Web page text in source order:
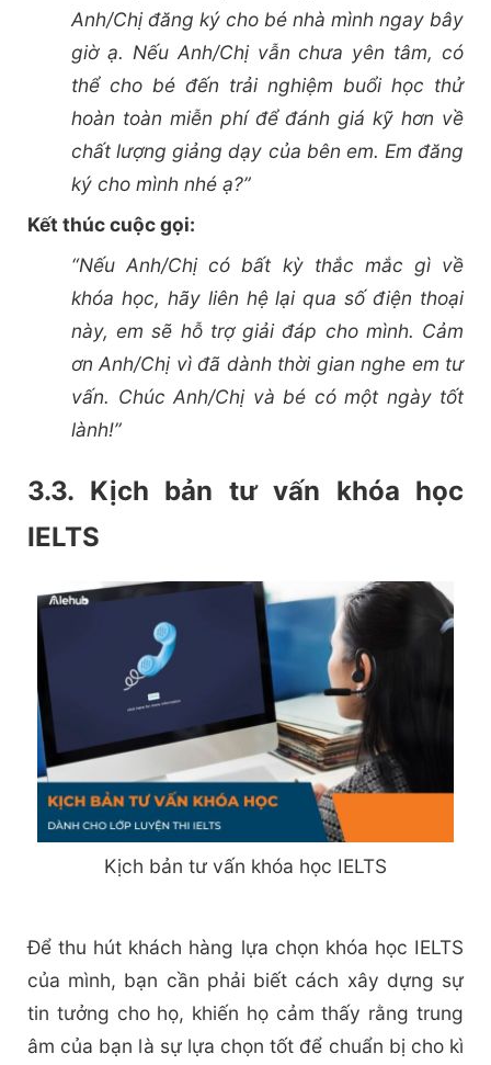
Anh/Chị đăng ký cho bé nhà mình ngay bây
giờ ạ. Nếu Anh/Chị vẫn chưa yên tâm, có
thể cho bé đến trải nghiệm buổi học thử
hoàn toàn miễn phí để đánh giá kỹ hơn về
chất lượng giảng dạy của bên em. Em đăng
ký cho mình nhé ạ?”
Kết thúc cuộc gọi:
“Nếu Anh/Chị có bất kỳ thắc mắc gì về
khóa học, hãy liên hệ lại qua số điện thoại
này, em sẽ hỗ trợ giải đáp cho mình. Cảm
ơn Anh/Chị vì đã dành thời gian nghe em tư
vấn. Chúc Anh/Chị và bé có một ngày tốt
lành!”
3.3. Kịch bản tư vấn khóa học
IELTS
Kịch bản tư vấn khóa học IELTS
Để thu hút khách hàng lựa chọn khóa học IELTS
của mình, bạn cần phải biết cách xây dựng sự
tin tưởng cho họ, khiến họ cảm thấy rằng trung
âm của bạn là sự lựa chọn tốt để chuẩn bị cho kì